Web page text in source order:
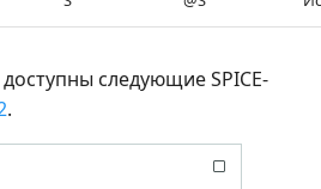
следующие SPICE-
.